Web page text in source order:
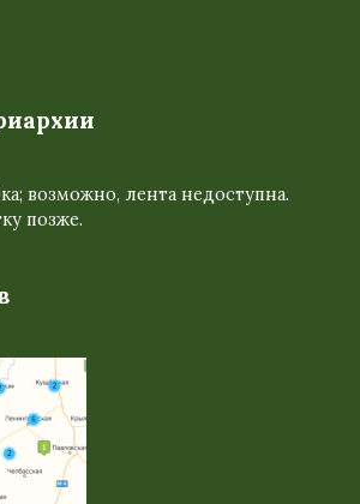
возможно, лента недоступна.
позже.